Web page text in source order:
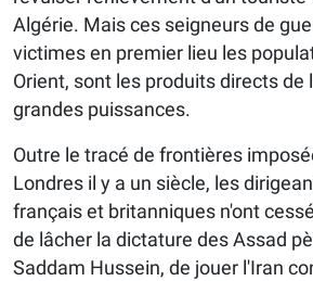
Algérie. Mais ces seigneurs de
victimes en premier lieu les
Orient, sont les produits directs de
grandes puissances.
Outre le tracé de frontières
Londres il y a un siècle, les
français et britanniques n'ont
de lâcher la dictature des Assad
Saddam Hussein, de jouer l'Iran